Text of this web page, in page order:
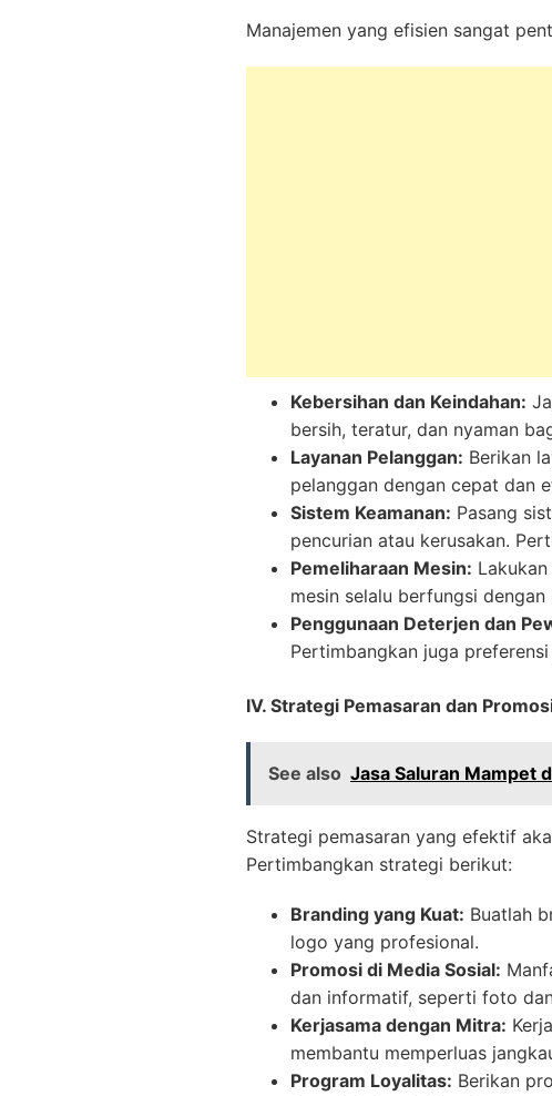
Manajemen yang efisien sangat
Kebersihan dan Keindahan:
bersih, teratur, dan nyaman
Layanan Pelanggan: Berikan
pelanggan dengan cepat dan
Sistem Keamanan: Pasang
pencurian atau kerusakan.
Pemeliharaan Mesin:
mesin selalu berfungsi
Penggunaan Deterjen dan
Pertimbangkan juga
IV. Strategi Pemasaran dan
See also Jasa Saluran Mampet
Strategi pemasaran yang efektif
Pertimbangkan strategi berikut:
Branding yang Kuat: Buatlah
logo yang profesional.
Promosi di Media Sosial:
dan informatif, seperti foto
Kerjasama dengan Mitra:
membantu memperluas
Program Loyalitas: Berikan